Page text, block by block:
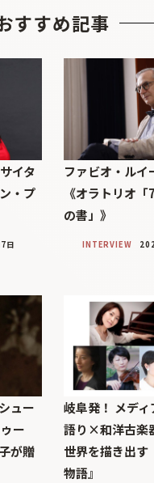
すすめ記事
イタ
・プ
日
ファビオ・ルイ
《オラトリオ
の書」》
INTERVIEW
ュー
ー
が贈
岐阜発！ メデ
語り×和洋古楽
世界を描き出す
物語』